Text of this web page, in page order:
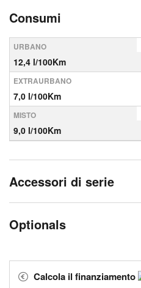
Consumi
URBANO
12,4 l/100Km
EXTRAURBANO
7,0 l/100Km
MISTO
9,0 l/100Km
Accessori di serie
Optionals
Calcola il finanziamento